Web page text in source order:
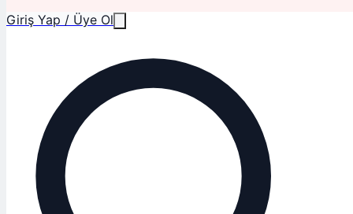
Giriş Yap / Üye Ol